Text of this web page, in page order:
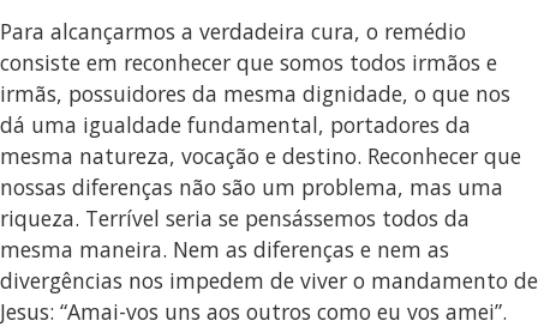
Para alcançarmos a verdadeira cura, o remédio
consiste em reconhecer que somos todos irmãos e
irmãs, possuidores da mesma dignidade, o que nos
dá uma igualdade fundamental, portadores da
mesma natureza, vocação e destino. Reconhecer que
nossas diferenças não são um problema, mas uma
riqueza. Terrível seria se pensássemos todos da
mesma maneira. Nem as diferenças e nem as
divergências nos impedem de viver o mandamento de
Jesus: “Amai-vos uns aos outros como eu vos amei”.